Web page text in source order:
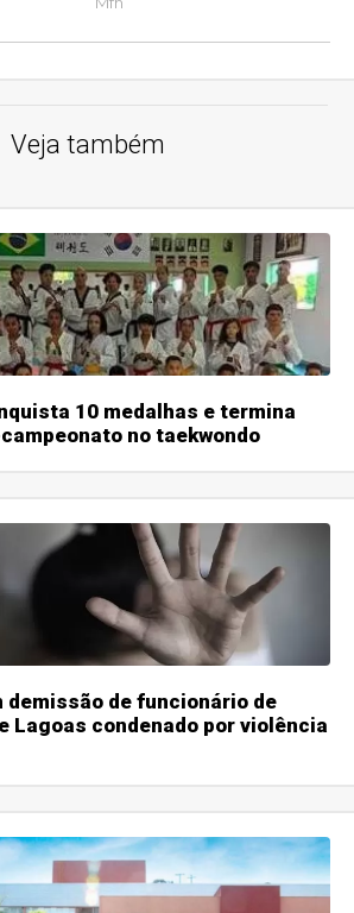
Veja também
10 medalhas e termina
no taekwondo
de funcionário de
Lagoas condenado por violência